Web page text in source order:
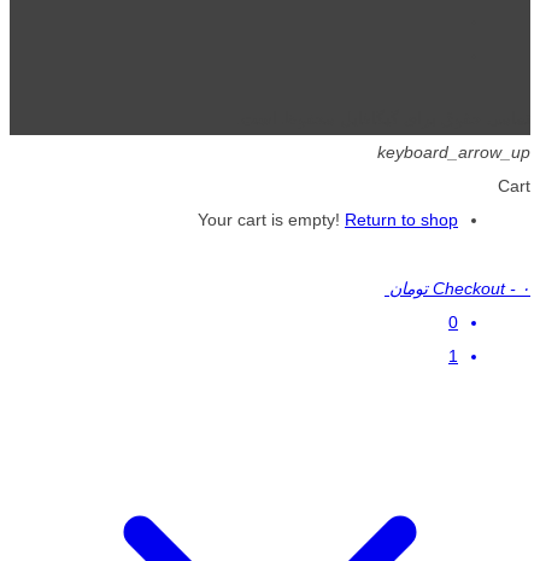
keyboard_arrow_up
Cart
Your cart is empty! Return to shop
Checkout - ۰ تومان
0
1